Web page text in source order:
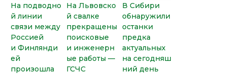
На подводно
й линии
связи между
Россией
и Финлянди
ей
произошла
На Львовско
й свалке
прекращены
поисковые
и инженерн
ые работы —
ГСЧС
В Сибири
обнаружили
останки
предка
актуальных
на сегодняш
ний день